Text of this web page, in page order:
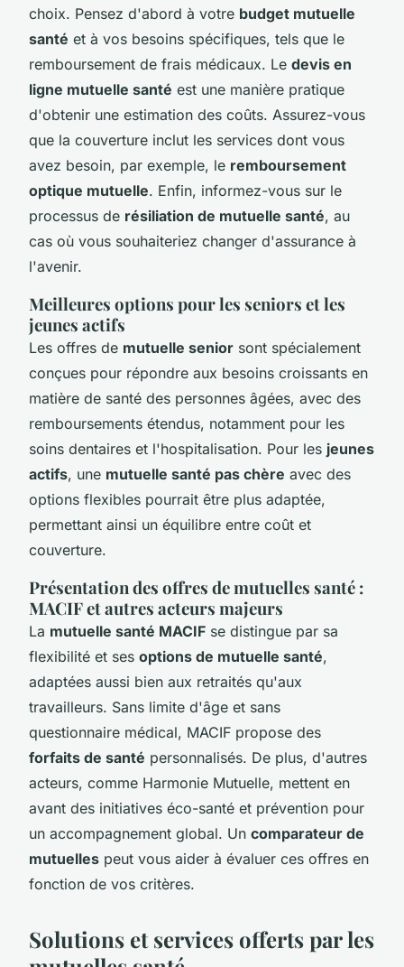
choix. Pensez d'abord à votre budget mutuelle
santé et à vos besoins spécifiques, tels que le
remboursement de frais médicaux. Le devis en
ligne mutuelle santé est une manière pratique
d'obtenir une estimation des coûts. Assurez-vous
que la couverture inclut les services dont vous
avez besoin, par exemple, le remboursement
optique mutuelle. Enfin, informez-vous sur le
processus de résiliation de mutuelle santé, au
cas où vous souhaiteriez changer d'assurance à
l'avenir.
Meilleures options pour les seniors et les
jeunes actifs
Les offres de mutuelle senior sont spécialement
conçues pour répondre aux besoins croissants en
matière de santé des personnes âgées, avec des
remboursements étendus, notamment pour les
soins dentaires et l'hospitalisation. Pour les jeunes
actifs, une mutuelle santé pas chère avec des
options flexibles pourrait être plus adaptée,
permettant ainsi un équilibre entre coût et
couverture.
Présentation des offres de mutuelles santé :
MACIF et autres acteurs majeurs
La mutuelle santé MACIF se distingue par sa
flexibilité et ses options de mutuelle santé,
adaptées aussi bien aux retraités qu'aux
travailleurs. Sans limite d'âge et sans
questionnaire médical, MACIF propose des
forfaits de santé personnalisés. De plus, d'autres
acteurs, comme Harmonie Mutuelle, mettent en
avant des initiatives éco-santé et prévention pour
un accompagnement global. Un comparateur de
mutuelles peut vous aider à évaluer ces offres en
fonction de vos critères.
Solutions et services offerts par les